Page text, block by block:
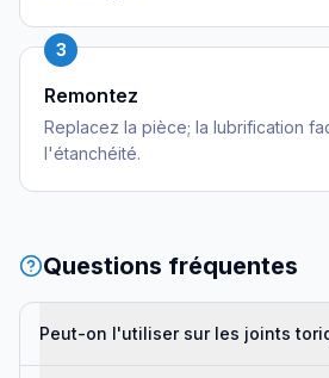
3
Remontez
Replacez la pièce; la lubrification
l'étanchéité.
Questions fréquentes
Peut-on l'utiliser sur les joints